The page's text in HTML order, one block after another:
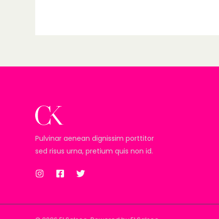
Pulvinar aenean dignissim porttitor
sed risus urna, pretium quis non id.